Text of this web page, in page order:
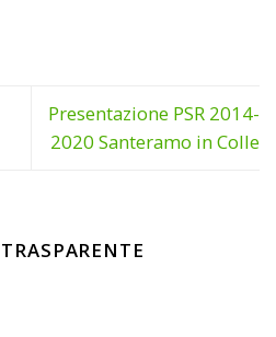
Presentazione PSR 2014-
2020 Santeramo in Colle